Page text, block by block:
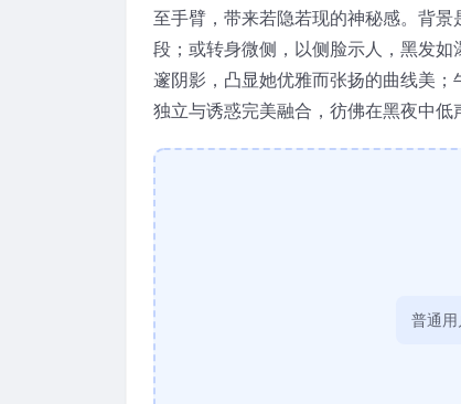
至手臂，带来若隐若现的神秘感。背
段；或转身微侧，以侧脸示人，黑发
邃阴影，凸显她优雅而张扬的曲线美
独立与诱惑完美融合，彷佛在黑夜中低
普通用